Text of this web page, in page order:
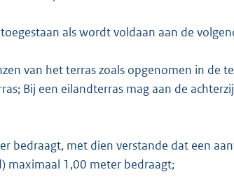
als wordt voldaan aan de
van het terras zoals opgenomen in de
Bij een eilandterras mag aan de
bedraagt, met dien verstande dat een
maximaal 1,00 meter bedraagt;